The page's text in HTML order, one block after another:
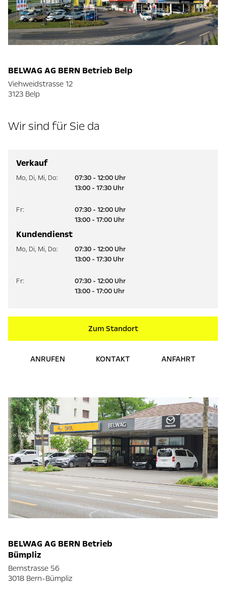
BELWAG AG BERN Betrieb Belp
Viehweidstrasse 12
3123 Belp
Wir sind für Sie da
Verkauf
Mo, Di, Mi, Do:
07:30 - 12:00 Uhr
13:00 - 17:30 Uhr
Fr:
07:30 - 12:00 Uhr
13:00 - 17:00 Uhr
Kundendienst
Mo, Di, Mi, Do:
07:30 - 12:00 Uhr
13:00 - 17:30 Uhr
Fr:
07:30 - 12:00 Uhr
13:00 - 17:00 Uhr
Zum Standort
ANRUFEN KONTAKT ANFAHRT
BELWAG AG BERN Betrieb
Bümpliz
Bernstrasse 56
3018 Bern-Bümpliz